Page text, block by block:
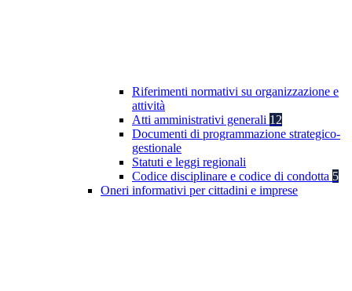
Riferimenti normativi su organizzazione e
attività
Atti amministrativi generali 12
Documenti di programmazione strategico-
gestionale
Statuti e leggi regionali
Codice disciplinare e codice di condotta 5
Oneri informativi per cittadini e imprese